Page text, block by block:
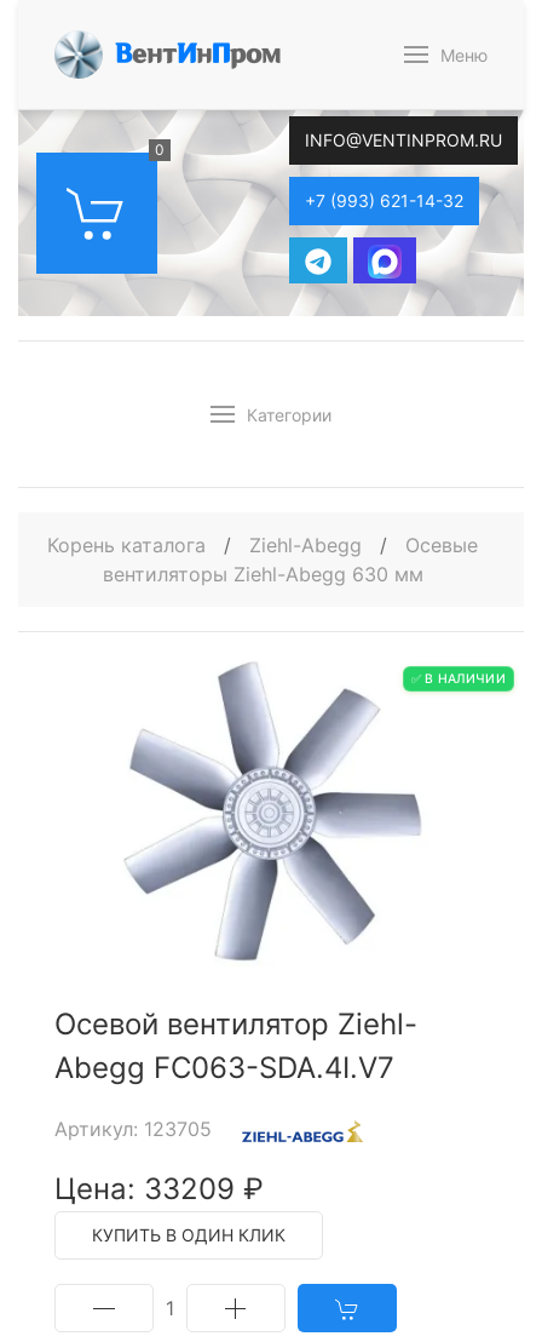
ВентИнПром Меню
0 INFO@VENTINPROM.RU
+7 (993) 621-14-32
Категории
Корень каталога / Ziehl-Abegg /
Осевые
вентиляторы Ziehl-Abegg 630 мм
✅ В НАЛИЧИИ
Осевой вентилятор Ziehl-
Abegg FC063-SDA.4I.V7
Артикул: 123705
Цена: 33209 ₽
КУПИТЬ В ОДИН КЛИК
1